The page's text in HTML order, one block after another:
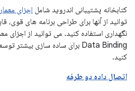
کتابخانه پشتیبانی اندروید شامل اجزای
توانید از آنها برای طراحی برنامه های قوی،
نگهداری استفاده کنید. می توانید از اجزای
کنید.
اتصال داده دو طرفه